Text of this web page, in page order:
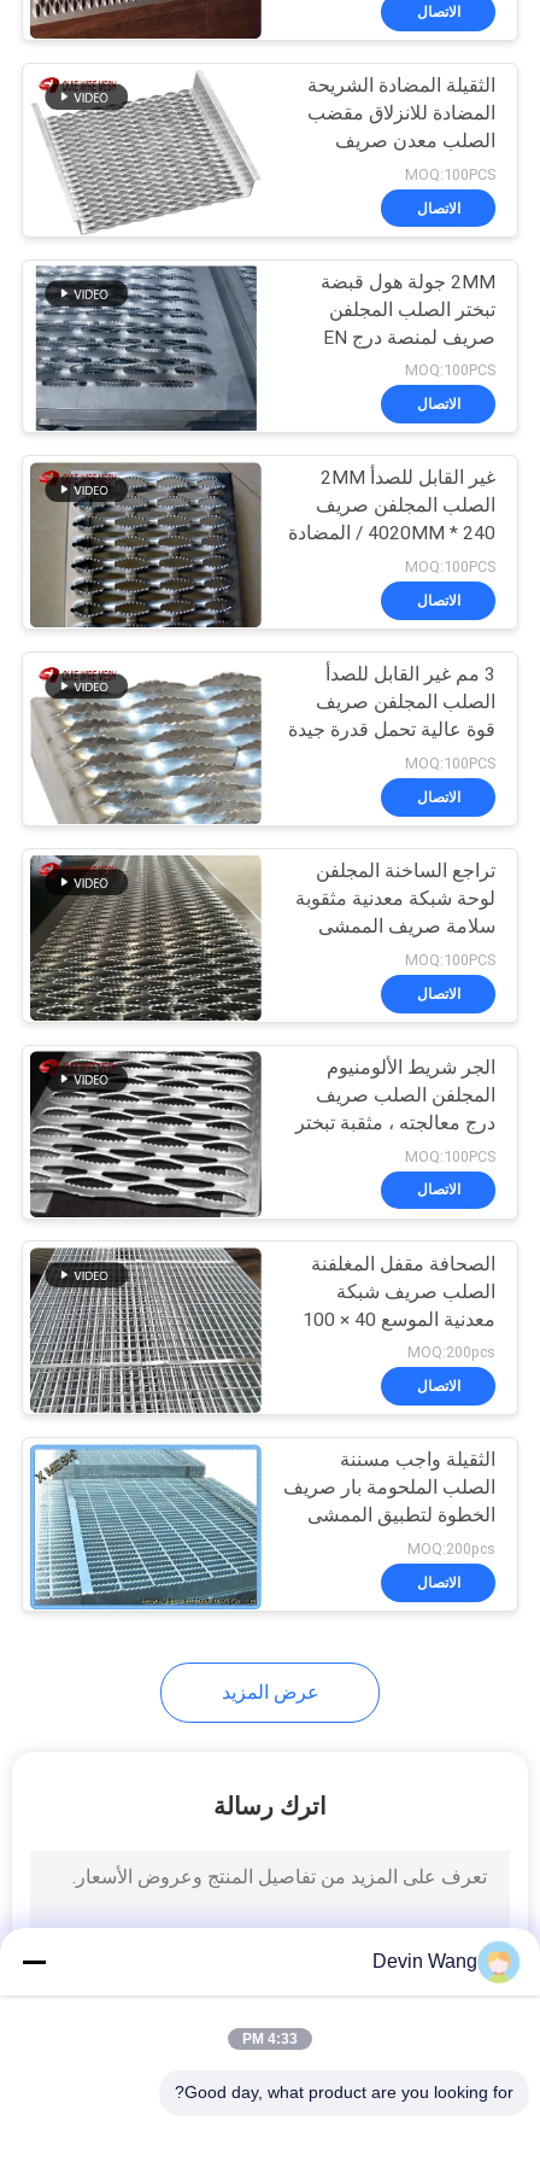
مراقبة
الجودة
اتصل
اطلب
اقتباس
خريطة
الموقع
PRIVACY
POLICY
الاتصال
الثقيلة المضادة الشريحة
المضادة للانزلاق مقضب
الصلب معدن صريف
السلامة مع قبضة تبختر
MOQ:100PCS
الاتصال
2MM جولة هول قبضة
تبختر الصلب المجلفن
صريف لمنصة درج EN
قياسي
MOQ:100PCS
الاتصال
غير القابل للصدأ 2MM
الصلب المجلفن صريف
240 * 4020MM / المضادة
للانزلاق لوحات فقي
MOQ:100PCS
الاتصال
3 مم غير القابل للصدأ
الصلب المجلفن صريف
قوة عالية تحمل قدرة جيدة
MOQ:100PCS
الاتصال
تراجع الساخنة المجلفن
لوحة شبكة معدنية مثقوبة
سلامة صريف الممشى
المضادة - الصدأ
MOQ:100PCS
الاتصال
الجر شريط الألومنيوم
المجلفن الصلب صريف
درج معالجته ، مثقبة تبختر
تبختر
MOQ:100PCS
الاتصال
الصحافة مقفل المغلفنة
الصلب صريف شبكة
معدنية الموسع 40 × 100
مم الملعب
MOQ:200pcs
الاتصال
الثقيلة واجب مسننة
الصلب الملحومة بار صريف
الخطوة لتطبيق الممشى
MOQ:200pcs
الاتصال
عرض المزيد
اترك رسالة
Devin Wang
4:33 PM
Good day, what product are you looking for?